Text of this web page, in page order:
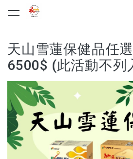
天山雪蓮保健品任選5+1盒只要
金門/杏海 一條根 產品 (單價150元
天山雪蓮清氣飲+金箔皂 可任選 (單
元)
天山雪蓮保健品任
6500$ (此活動不列